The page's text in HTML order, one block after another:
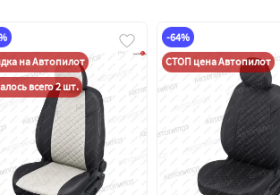
на Автопилот
всего 2 шт.
-64%
СТОП цена Автопилот